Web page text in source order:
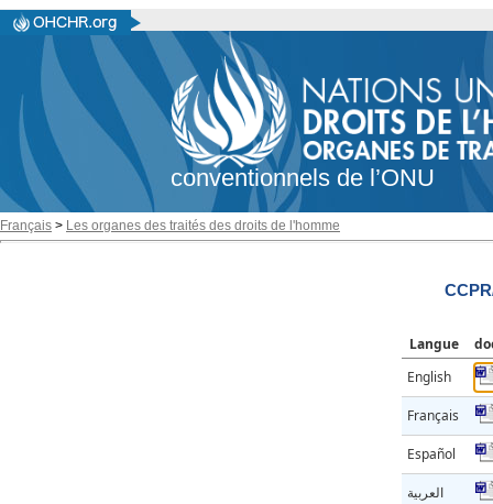
conventionnels de l’ONU
Français > Les organes des traités des droits de l'homme
Langue
English
Français
Español
العربية